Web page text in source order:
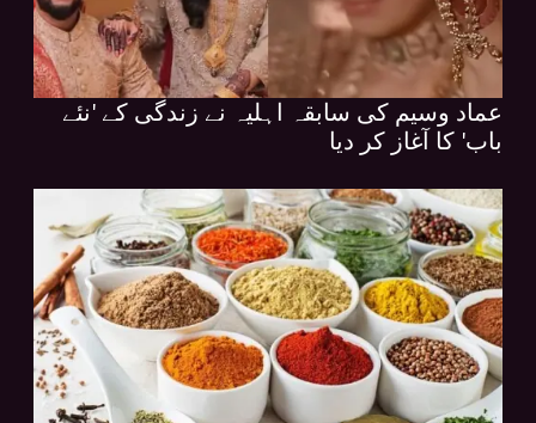
عماد وسیم کی سابقہ اہلیہ نے زندگی کے 'نئے
باب' کا آغاز کر دیا